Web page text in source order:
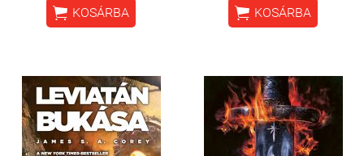
 KOSÁRBA  KOSÁRBA